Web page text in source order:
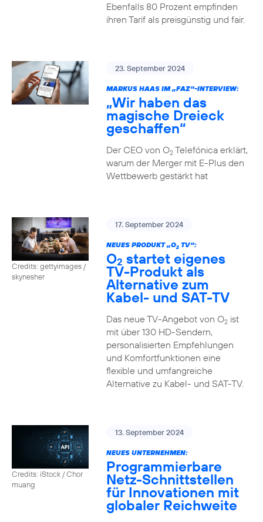
Ebenfalls 80 Prozent empfinden
ihren Tarif als preisgünstig und fair.
23. September 2024
MARKUS HAAS IM „FAZ“-INTERVIEW:
„Wir haben das
magische Dreieck
geschaffen“
Der CEO von O2Telefónica erklärt,
warum der Merger mit E-Plus den
Wettbewerb gestärkt hat
Credits: gettyimages /
skynesher
17. September 2024
NEUES PRODUKT „O2TV“:
O2 startet eigenes
TV-Produkt als
Alternative zum
Kabel- und SAT-TV
Das neue TV-Angebot von O2ist
mit über 130 HD-Sendern,
personalisierten Empfehlungen
und Komfortfunktionen eine
flexible und umfangreiche
Alternative zu Kabel- und SAT-TV.
Credits: iStock / Chor
muang
13. September 2024
NEUES UNTERNEHMEN:
Programmierbare
Netz-Schnittstellen
für Innovationen mit
globaler Reichweite